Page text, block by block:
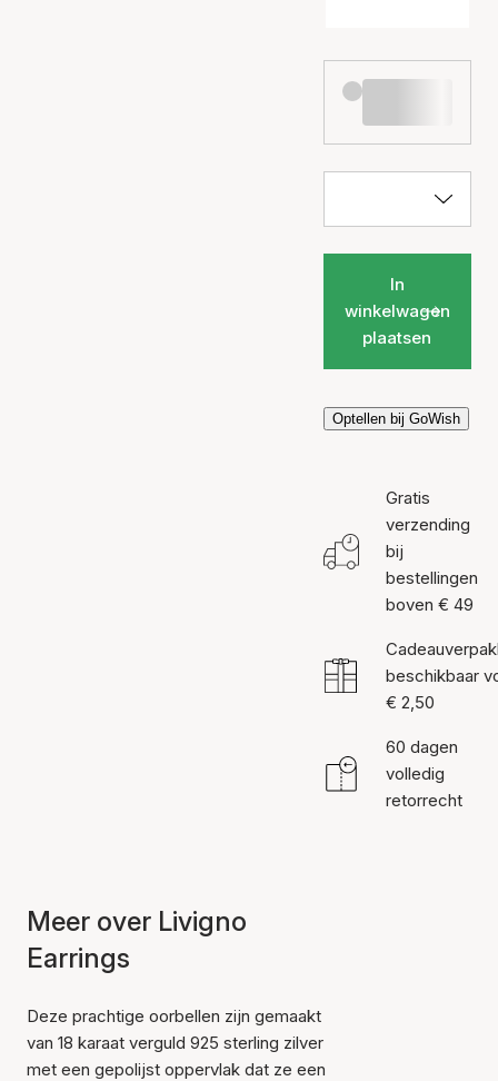
In
winkelwagen
plaatsen
Optellen bij GoWish
Gratis
verzending
bij
bestellingen
boven € 49
beschikbaar
€ 2,50
60 dagen
volledig
retorrecht
Meer over Livigno
Earrings
Deze prachtige oorbellen zijn gemaakt
van 18 karaat verguld 925 sterling zilver
met een gepolijst oppervlak dat ze een